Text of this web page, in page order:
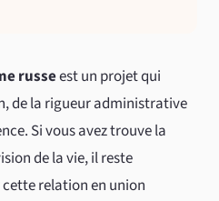
russeest un projet qui
de la rigueur administrative
Si vous avez trouve la
de la vie, il reste
relation en union